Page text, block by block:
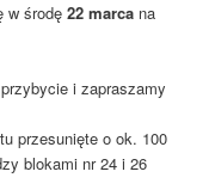
w środę22 marca na
i zapraszamy
przesunięte o ok. 100
blokami nr 24 i 26